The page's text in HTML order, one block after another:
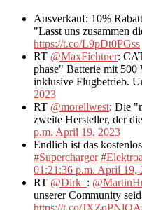
Ausverkauf: 10%
"Lasst uns zusammen
https://t.co/L9pDt0PGss
RT @MaxFichtner:
phase" Batterie mit
inklusive Flugbetrieb.
2023
RT @morellwest: Die
zweite Hersteller, der
p.m. April 19, 2023
Endlich ist das
#Supercharger
01:21:36 p.m. April 19,
RT @Dirk_ :
unserer Community
https://t.co/